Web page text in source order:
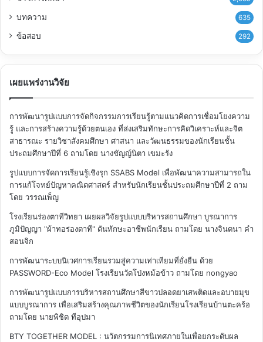
บทความ 635
ข้อสอบ 292
เผยแพร่งานวิจัย
การพัฒนารูปแบบการจัดกิจกรรมการเรียนรู้ตามแนวคิดการเชื่อมโยงความ
รู้ และการสร้างความรู้ด้วยตนเอง ที่ส่งเสริมทักษะการคิดวิเคราะห์และจิต
สาธารณะ รายวิชาสังคมศึกษา ศาสนา และวัฒนธรรมของนักเรียนชั้น
ประถมศึกษาปีที่ 6 ถามโดย นางชัญญ์นิตา เขมะรัง
รูปแบบการจัดการเรียนรู้เชิงรุก SSABS Model เพื่อพัฒนาความสามารถใน
การแก้โจทย์ปัญหาคณิตศาสตร์ สำหรับนักเรียนชั้นประถมศึกษาปีที่ 2 ถาม
โดย วรรณเพ็ญ
โรงเรียนร่องตาทีวิทยา เผยผลวิจัยรูปแบบบริหารสถานศึกษา บูรณาการ
ภูมิปัญญา "ผ้าทอร่องตาที" ดันทักษะอาชีพนักเรียน ถามโดย นางจินตนา คำ
สอนจิก
การพัฒนาระบบนิเวศการเรียนรวมสู่ความเท่าเทียมที่ยั่งยืน ด้วย
PASSWORD-Eco Model โรงเรียนวัดโป่งหม้อข้าว ถามโดย nongyao
การพัฒนารูปแบบการบริหารสถานศึกษาสีขาวปลอดยาเสพติดและอบายมุข
แบบบูรณาการ เพื่อเสริมสร้างคุณภาพชีวิตของนักเรียนโรงเรียนบ้านตะคร้อ
ถามโดย นายพิชิต ทีอุปมา
BTY TOGETHER MODEL : นวัตกรรมการนิเทศภายในเพื่อยกระดับผล